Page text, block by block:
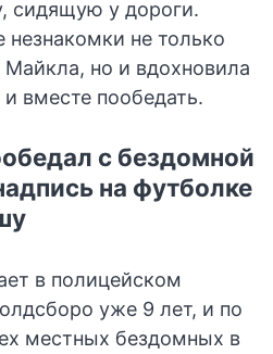
сидящую у дороги.
незнакомки не только
но и вдохновила
и вместе пообедать.
с бездомной
на футболке
в полицейском
уже 9 лет, и по
местных бездомных в